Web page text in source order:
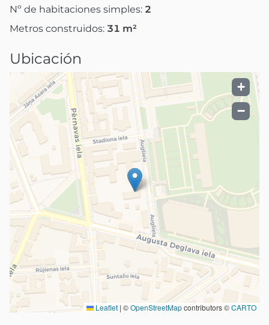
Nº de habitaciones simples: 2
Metros construidos: 31 m²
Ubicación
+
−
Leaflet | ©OpenStreetMapcontributors ©CARTO